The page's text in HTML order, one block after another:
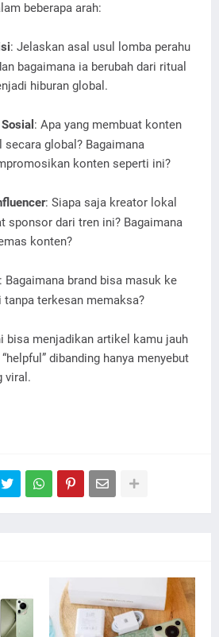
beberapa arah:
: Jelaskan asal usul lomba perahu
bagaimana ia berubah dari ritual
hiburan global.
: Apa yang membuat konten
secara global? Bagaimana
konten seperti ini?
: Siapa saja kreator lokal
sponsor dari tren ini? Bagaimana
konten?
: Bagaimana brand bisa masuk ke
terkesan memaksa?
bisa menjadikan artikel kamu jauh
dibanding hanya menyebut
viral.